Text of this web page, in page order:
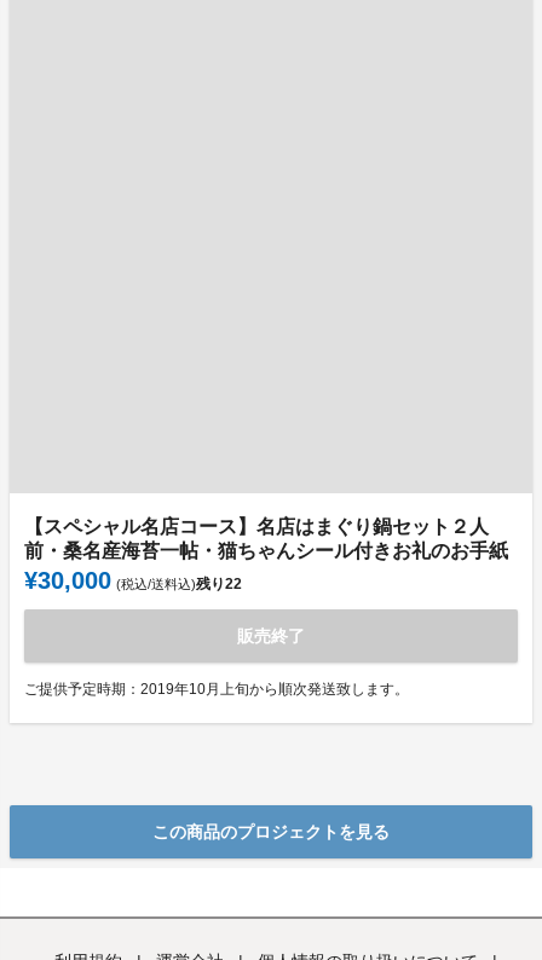
【スペシャル名店コース】名店はまぐり鍋セット２人
前・桑名産海苔一帖・猫ちゃんシール付きお礼のお手紙
¥30,000 (税込/送料込)残り22
販売終了
ご提供予定時期：2019年10月上旬から順次発送致します。
この商品のプロジェクトを見る